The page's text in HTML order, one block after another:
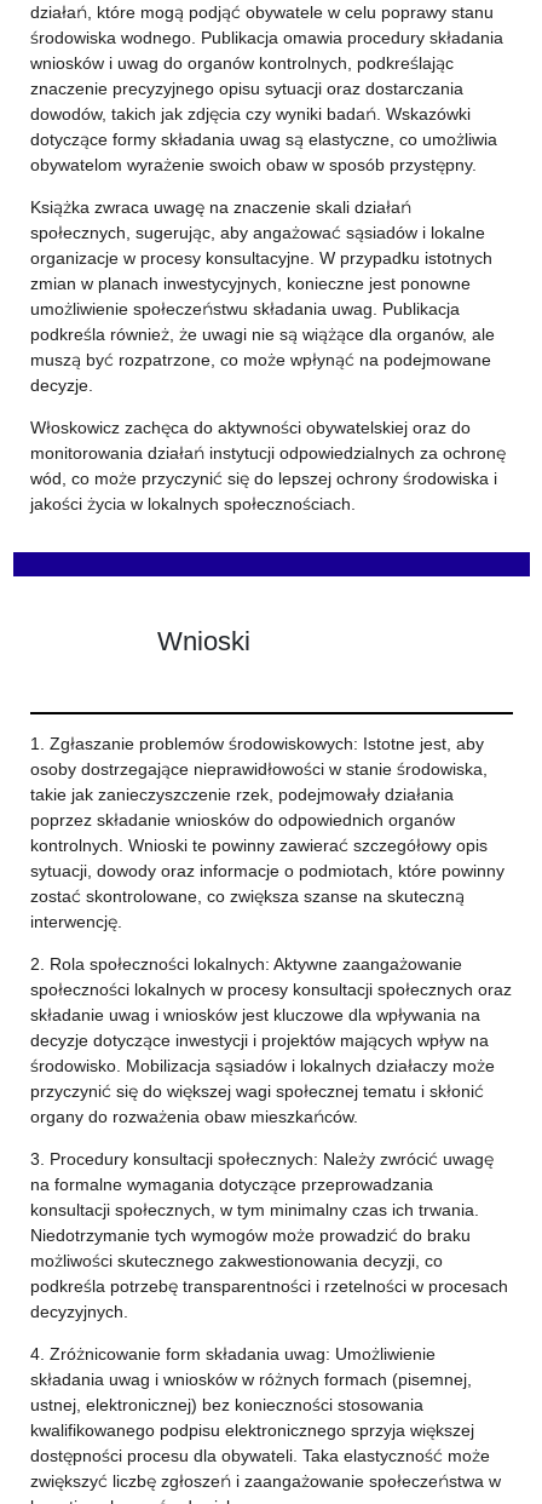
działań, które mogą podjąć obywatele w celu poprawy stanu
środowiska wodnego. Publikacja omawia procedury składania
wniosków i uwag do organów kontrolnych, podkreślając
znaczenie precyzyjnego opisu sytuacji oraz dostarczania
dowodów, takich jak zdjęcia czy wyniki badań. Wskazówki
dotyczące formy składania uwag są elastyczne, co umożliwia
obywatelom wyrażenie swoich obaw w sposób przystępny.
Książka zwraca uwagę na znaczenie skali działań
społecznych, sugerując, aby angażować sąsiadów i lokalne
organizacje w procesy konsultacyjne. W przypadku istotnych
zmian w planach inwestycyjnych, konieczne jest ponowne
umożliwienie społeczeństwu składania uwag. Publikacja
podkreśla również, że uwagi nie są wiążące dla organów, ale
muszą być rozpatrzone, co może wpłynąć na podejmowane
decyzje.
Włoskowicz zachęca do aktywności obywatelskiej oraz do
monitorowania działań instytucji odpowiedzialnych za ochronę
wód, co może przyczynić się do lepszej ochrony środowiska i
jakości życia w lokalnych społecznościach.
Wnioski
1. Zgłaszanie problemów środowiskowych: Istotne jest, aby
osoby dostrzegające nieprawidłowości w stanie środowiska,
takie jak zanieczyszczenie rzek, podejmowały działania
poprzez składanie wniosków do odpowiednich organów
kontrolnych. Wnioski te powinny zawierać szczegółowy opis
sytuacji, dowody oraz informacje o podmiotach, które powinny
zostać skontrolowane, co zwiększa szanse na skuteczną
interwencję.
2. Rola społeczności lokalnych: Aktywne zaangażowanie
społeczności lokalnych w procesy konsultacji społecznych oraz
składanie uwag i wniosków jest kluczowe dla wpływania na
decyzje dotyczące inwestycji i projektów mających wpływ na
środowisko. Mobilizacja sąsiadów i lokalnych działaczy może
przyczynić się do większej wagi społecznej tematu i skłonić
organy do rozważenia obaw mieszkańców.
3. Procedury konsultacji społecznych: Należy zwrócić uwagę
na formalne wymagania dotyczące przeprowadzania
konsultacji społecznych, w tym minimalny czas ich trwania.
Niedotrzymanie tych wymogów może prowadzić do braku
możliwości skutecznego zakwestionowania decyzji, co
podkreśla potrzebę transparentności i rzetelności w procesach
decyzyjnych.
4. Zróżnicowanie form składania uwag: Umożliwienie
składania uwag i wniosków w różnych formach (pisemnej,
ustnej, elektronicznej) bez konieczności stosowania
kwalifikowanego podpisu elektronicznego sprzyja większej
dostępności procesu dla obywateli. Taka elastyczność może
zwiększyć liczbę zgłoszeń i zaangażowanie społeczeństwa w